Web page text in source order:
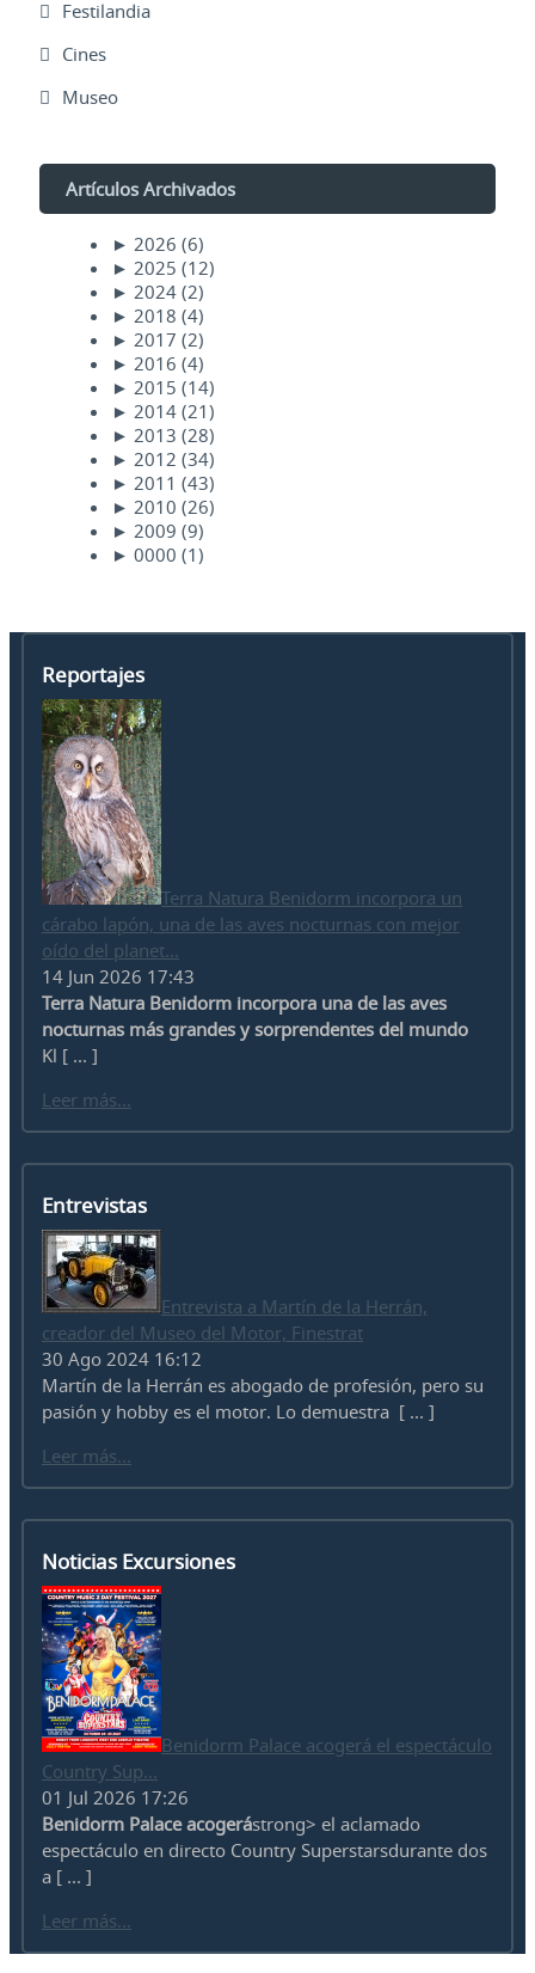
Festilandia
Cines
Museo
Artículos Archivados
► 2026 (6)
► 2025 (12)
► 2024 (2)
► 2018 (4)
► 2017 (2)
► 2016 (4)
► 2015 (14)
► 2014 (21)
► 2013 (28)
► 2012 (34)
► 2011 (43)
► 2010 (26)
► 2009 (9)
► 0000 (1)
Reportajes
Terra Natura Benidorm incorpora un
cárabo lapón, una de las aves nocturnas con mejor
oído del planet...
14 Jun 2026 17:43
Terra Natura Benidorm incorpora una de las aves
nocturnas más grandes y sorprendentes del mundo
Kl [ ... ]
Leer más...
Entrevistas
Entrevista a Martín de la Herrán,
creador del Museo del Motor, Finestrat
30 Ago 2024 16:12
Martín de la Herrán es abogado de profesión, pero su
pasión y hobby es el motor. Lo demuestra [ ... ]
Leer más...
Noticias Excursiones
Benidorm Palace acogerá el espectáculo
Country Sup...
01 Jul 2026 17:26
Benidorm Palace acogerástrong> el aclamado
espectáculo en directo Country Superstarsdurante dos
a [ ... ]
Leer más...